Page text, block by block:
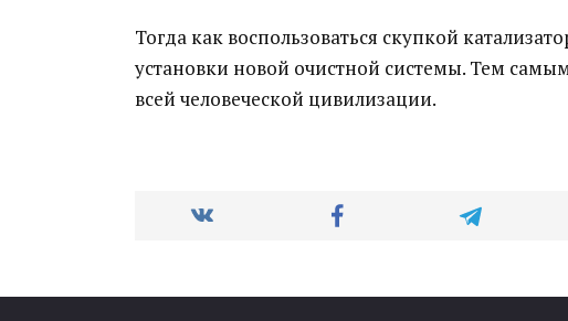
Тогда как воспользоваться скупкой
установки новой очистной системы. Тем
всей человеческой цивилизации.